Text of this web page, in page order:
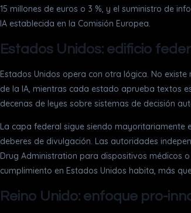
15 millones de euros o 3 %, y el suministro de
IA establecida en la Comisión Europea.
Estados Unidos: edificio
Estados Unidos opera con otra lógica. No
de la IA, mientras cada estado aprueba textos
decenas de leyes sobre sistemas de decisión
La capa federal sigue siendo mayoritariamente
deberes de divulgación. Las autoridades
Drug Administration para dispositivos médicos
cumplimiento en Estados Unidos habita, más
Reino Unido: enfoque pro-